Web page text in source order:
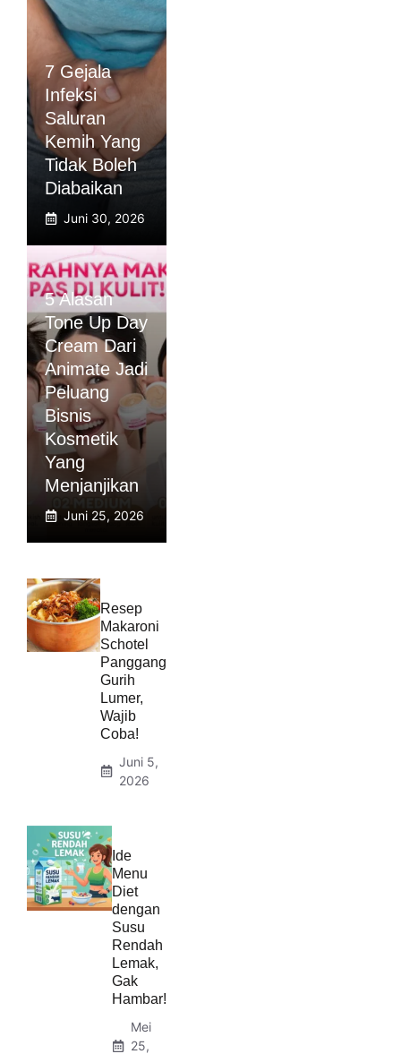
7 Gejala
Infeksi
Saluran
Kemih Yang
Tidak Boleh
Diabaikan
Juni 30, 2026
5 Alasan
Tone Up Day
Cream Dari
Animate Jadi
Peluang
Bisnis
Kosmetik
Yang
Menjanjikan
Juni 25, 2026
Resep
Makaroni
Schotel
Panggang
Gurih
Lumer,
Wajib
Coba!
Juni 5,
2026
Ide
Menu
Diet
dengan
Susu
Rendah
Lemak,
Gak
Hambar!
Mei
25,